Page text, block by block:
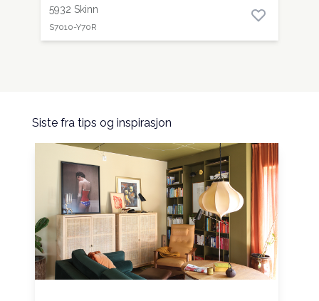
5932 Skinn
S7010-Y70R
Siste fra tips og inspirasjon